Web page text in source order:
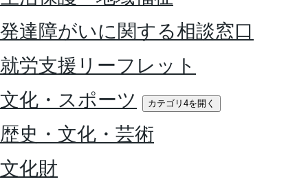
発達障がいに関する相談窓口
就労支援リーフレット
文化・スポーツ
カテゴリ4を開く
歴史・文化・芸術
文化財